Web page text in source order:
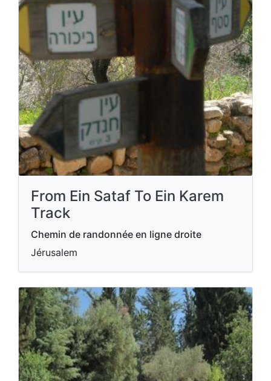
From Ein Sataf To Ein Karem
Track
Chemin de randonnée en ligne droite
Jérusalem